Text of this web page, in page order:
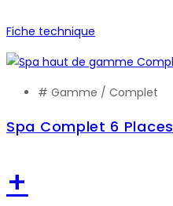
Fiche technique
# Gamme / Complet
Spa Complet 6 Places
+